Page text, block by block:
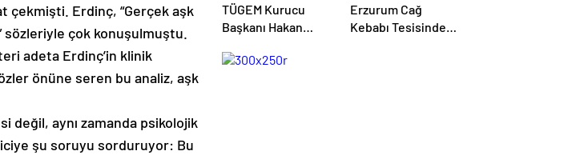
çekmişti. Erdinç, “Gerçek aşk
sözleriyle çok konuşulmuştu.
adeta Erdinç’in klinik
önüne seren bu analiz, aşk
değil, aynı zamanda psikolojik
şu soruyu sorduruyor: Bu
TÜGEM Kurucu
Başkanı Hakan
dernek bazılarını
Erzurum Cağ
Kebabı Tesisinde